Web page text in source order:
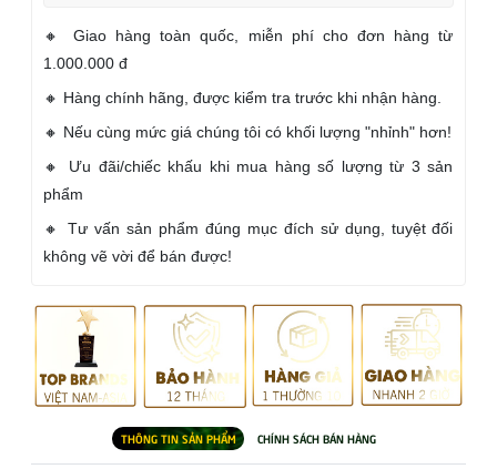
🔸 Giao hàng toàn quốc, miễn phí cho đơn hàng từ
1.000.000 đ
🔸 Hàng chính hãng, được kiểm tra trước khi nhận hàng.
🔸 Nếu cùng mức giá chúng tôi có khối lượng "nhỉnh" hơn!
🔸 Ưu đãi/chiếc khấu khi mua hàng số lượng từ 3 sản
phẩm
🔸 Tư vấn sản phẩm đúng mục đích sử dụng, tuyệt đối
không vẽ vời để bán được!